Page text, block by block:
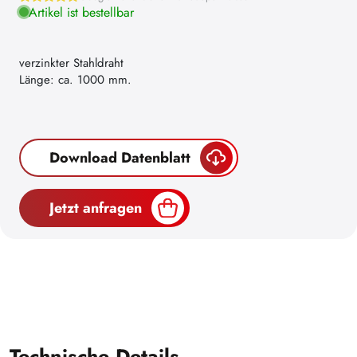
Artikel ist bestellbar
verzinkter Stahldraht
Länge: ca. 1000 mm.
Download Datenblatt
Jetzt anfragen